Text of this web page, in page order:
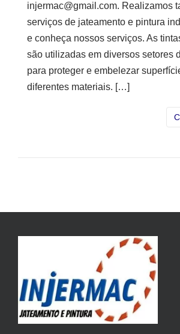
injermac@gmail.com. Realizamos
serviços de jateamento e pintura
e conheça nossos serviços. As
são utilizadas em diversos setores
para proteger e embelezar
diferentes materiais. […]